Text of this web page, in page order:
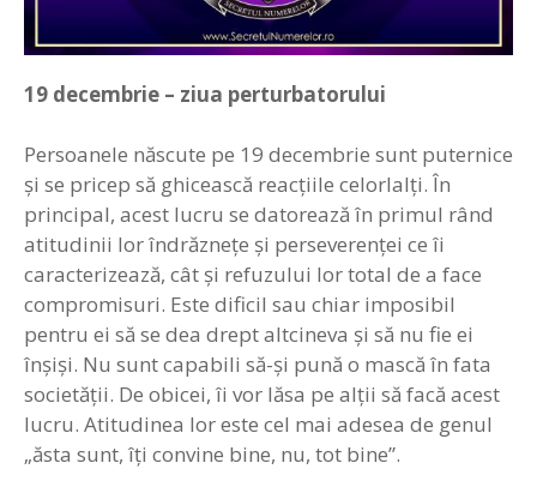
19 decembrie – ziua perturbatorului
Persoanele născute pe 19 decembrie sunt puternice
şi se pricep să ghicească reacţiile celorlalţi. În
principal, acest lucru se datorează în primul rând
atitudinii lor îndrăzneţe şi perseverenței ce îi
caracterizează, cât şi refuzului lor total de a face
compromisuri. Este dificil sau chiar imposibil
pentru ei să se dea drept altcineva şi să nu fie ei
înşişi. Nu sunt capabili să-şi pună o mască în fata
societăţii. De obicei, îi vor lăsa pe alţii să facă acest
lucru. Atitudinea lor este cel mai adesea de genul
„ăsta sunt, îţi convine bine, nu, tot bine”.